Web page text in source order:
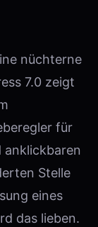
nüchterne
7.0 zeigt
für
anklickbaren
Stelle
eines
das lieben.